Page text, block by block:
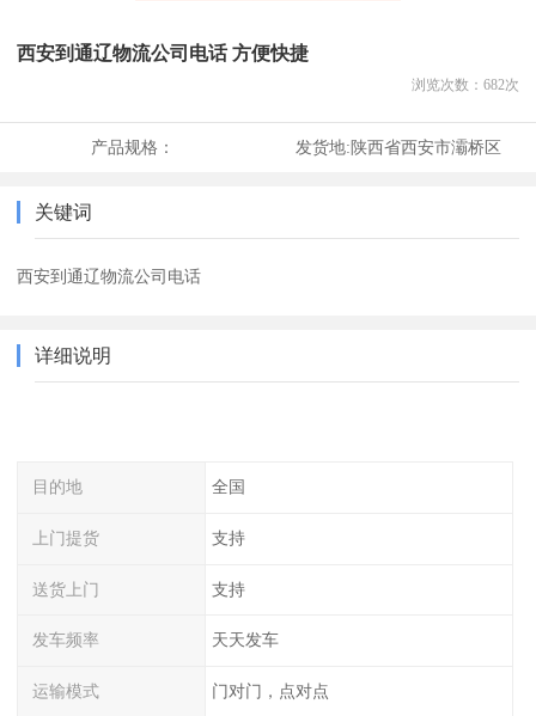
西安到通辽物流公司电话 方便快捷
浏览次数： 682次
产品规格： 发货地:陕西省西安市灞桥区
关键词
西安到通辽物流公司电话
详细说明
目的地 全国
上门提货 支持
送货上门 支持
发车频率 天天发车
运输模式 门对门，点对点